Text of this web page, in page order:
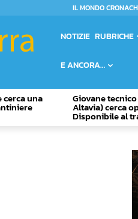
IL MONDO
NOTIZIE RUBRICHE
E ANCORA…
una Giovane
Altavia) cerca
Disponibile al